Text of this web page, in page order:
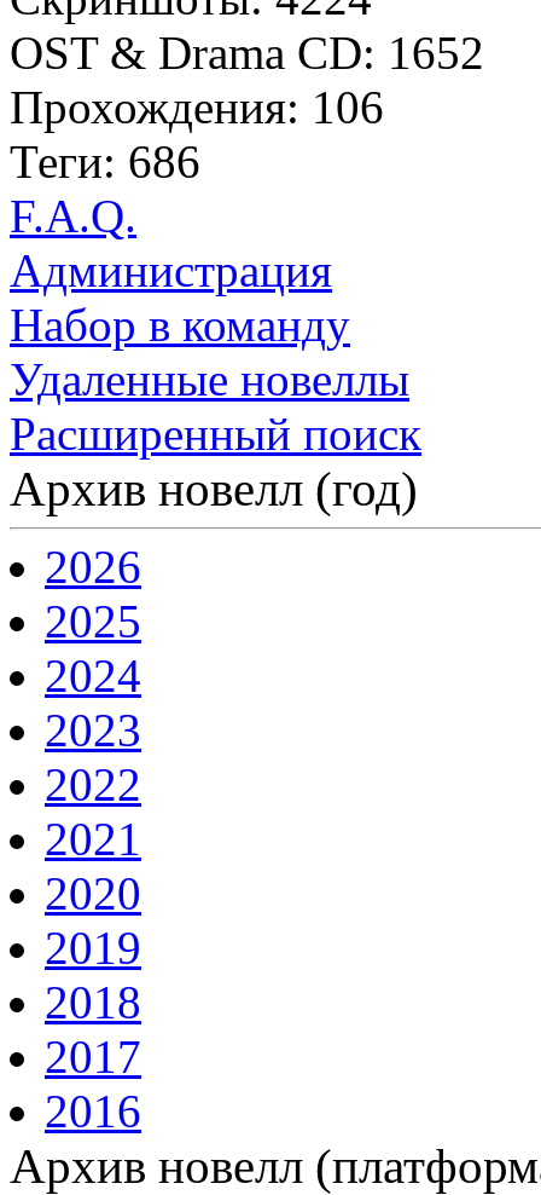
OST & Drama CD: 1652
Прохождения: 106
Теги: 686
F.A.Q.
Администрация
Набор в команду
Удаленные новеллы
Расширенный поиск
Архив новелл (год)
2026
2025
2024
2023
2022
2021
2020
2019
2018
2017
2016
Архив новелл